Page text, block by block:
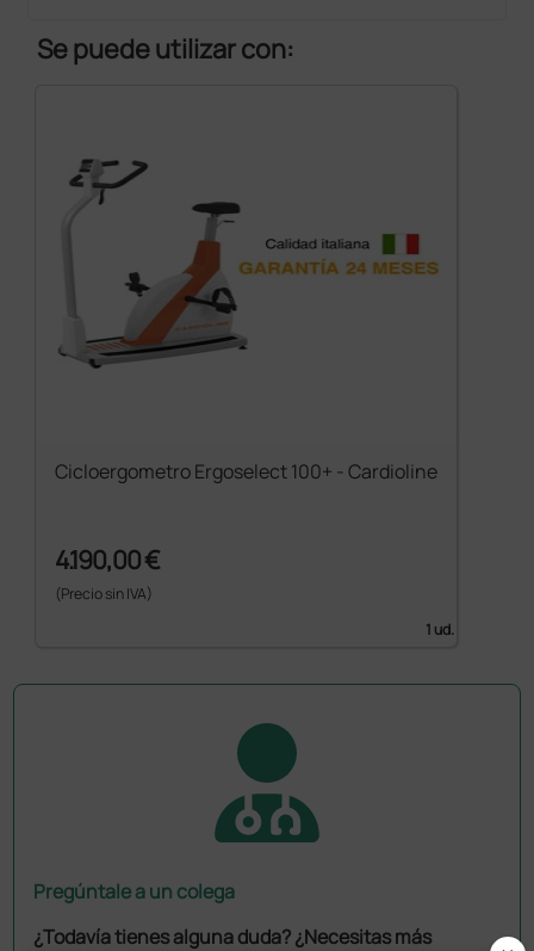
Se puede utilizar con:
Cicloergometro Ergoselect 100+ - Cardioline
4.190,00 €
(Precio sin IVA)
1 ud.
Pregúntale a un colega
¿Todavía tienes alguna duda? ¿Necesitas más